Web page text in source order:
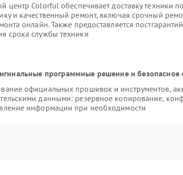
центр Colorful обеспечивает доставку техники
и качественный ремонт, включая срочный
онлайн. Также предоставляется
срока службы техники
программные решение и безопасное
официальных прошивок и инструментов,
данными: резервное копирование,
информации при необходимости